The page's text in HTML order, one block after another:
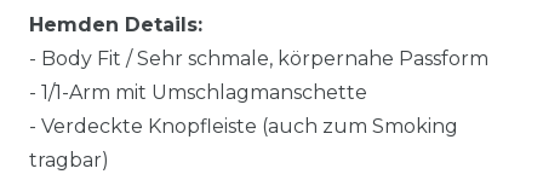
Hemden Details:
- Body Fit / Sehr schmale, körpernahe Passform
- 1/1-Arm mit Umschlagmanschette
- Verdeckte Knopfleiste (auch zum Smoking
tragbar)